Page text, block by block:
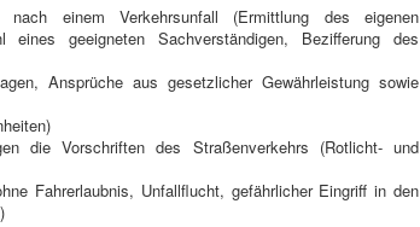
nach einem Verkehrsunfall (Ermittlung des eigenen
geeigneten Sachverständigen, Bezifferung des
Ansprüche aus gesetzlicher Gewährleistung sowie
die Vorschriften des Straßenverkehrs (Rotlicht- und
Fahrerlaubnis, Unfallflucht, gefährlicher Eingriff in den